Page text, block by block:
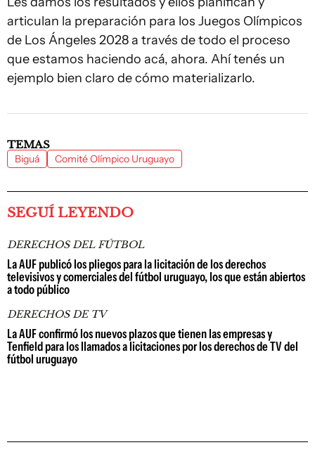
articulan la preparación para los Juegos Olímpicos
de Los Ángeles 2028 a través de todo el proceso
que estamos haciendo acá, ahora. Ahí tenés un
ejemplo bien claro de cómo materializarlo.
TEMAS
Biguá Comité Olímpico Uruguayo
SEGUÍ LEYENDO
DERECHOS DEL FÚTBOL
La AUF publicó los pliegos para la licitación de los derechos
televisivos y comerciales del fútbol uruguayo, los que están abiertos
a todo público
DERECHOS DE TV
La AUF confirmó los nuevos plazos que tienen las empresas y
Tenfield para los llamados a licitaciones por los derechos de TV del
fútbol uruguayo